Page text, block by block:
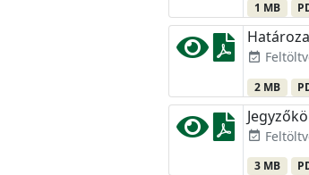
1 MB
event_available
2 MB
event_available
3 MB